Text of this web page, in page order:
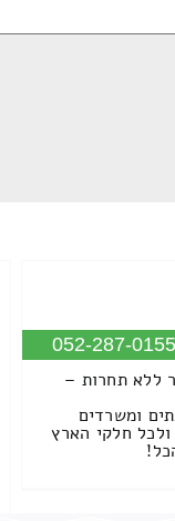
052-287-0155
ללא תחרות –
ומשרדים
חלקי הארץ